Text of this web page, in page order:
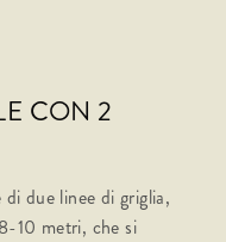
CON 2
due linee di griglia,
10 metri, che si